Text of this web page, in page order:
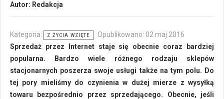
Autor: Redakcja
Kategoria: Z ŻYCIA WZIĘTE
Opublikowano: 02 maj 2016
Sprzedaż przez Internet staje się obecnie coraz bardziej
popularna. Bardzo wiele różnego rodzaju sklepów
stacjonarnych poszerza swoje usługi także na tym polu. Do
tej pory mieliśmy do czynienia w dużej mierze z wysyłką
towaru bezpośrednio przez sprzedającego. Obecnie, jeśli